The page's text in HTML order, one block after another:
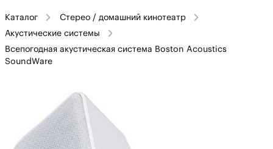
Каталог
Стерео / домашний кинотеатр
Акустические системы
Всепогодная акустическая система Boston Acoustics
SoundWare